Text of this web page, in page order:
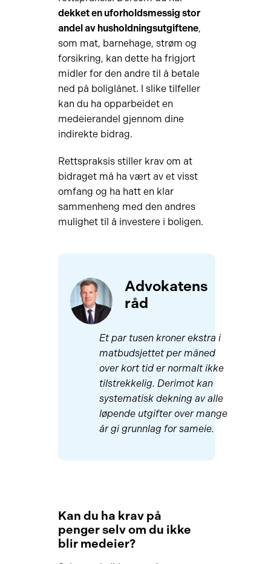
dekket en uforholdsmessig stor
andel av husholdningsutgiftene,
som mat, barnehage, strøm og
forsikring, kan dette ha frigjort
midler for den andre til å betale
ned på boliglånet. I slike tilfeller
kan du ha opparbeidet en
medeierandel gjennom dine
indirekte bidrag.
Rettspraksis stiller krav om at
bidraget må ha vært av et visst
omfang og ha hatt en klar
sammenheng med den andres
mulighet til å investere i boligen.
Advokatens
råd
Et par tusen kroner ekstra i
matbudsjettet per måned
over kort tid er normalt ikke
tilstrekkelig. Derimot kan
systematisk dekning av alle
løpende utgifter over mange
år gi grunnlag for sameie.
Kan du ha krav på
penger selv om du ikke
blir medeier?